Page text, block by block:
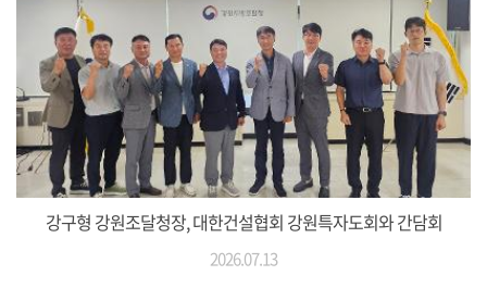
강구형 강원조달청장, 대한건설협회 강원특자도회와 간담회
2026.07.13